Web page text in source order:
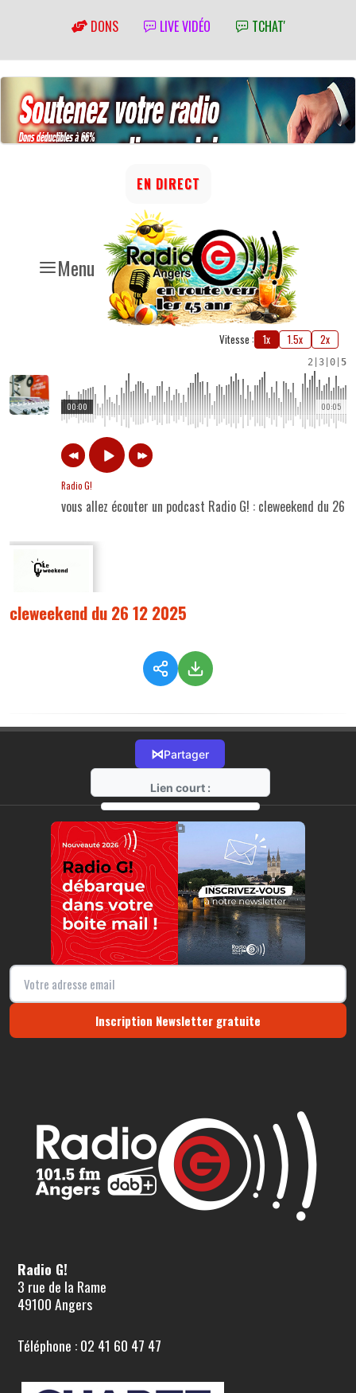
DONS LIVE VIDÉO TCHAT'
Menu
EN DIRECT
Vitesse : 1x 1.5x 2x
2 3 0 5
00:05
00:00
Radio G!
vous allez écouter un podcast Radio G! : cleweekend du 26
cleweekend du 26 12 2025
⋈Partager
Lien court :
https://radio-g.fr?20198
⧉
Inscription Newsletter gratuite
Radio G!
3 rue de la Rame
49100 Angers
Téléphone : 02 41 60 47 47